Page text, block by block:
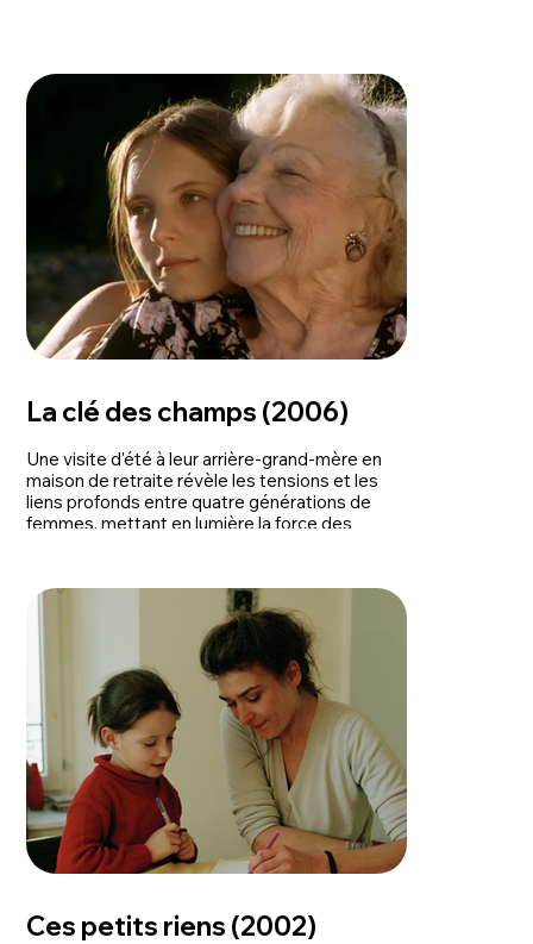
La clé des champs (2006)
Une visite d'été à leur arrière-grand-mère en
maison de retraite révèle les tensions et les
liens profonds entre quatre générations de
femmes, mettant en lumière la force des
Ces petits riens (2002)